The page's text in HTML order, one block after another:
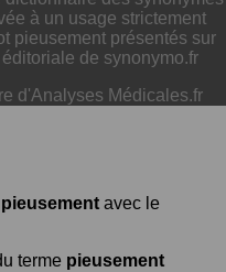
à un usage strictement
pieusement présentés sur
de synonymo.fr
d'Analyses Médicales.fr
pieusement avec le
terme pieusement